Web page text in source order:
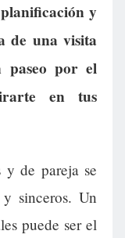
y
de una visita
por el
en tus
y de pareja se
sinceros. Un
puede ser el